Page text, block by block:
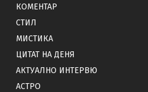
КОМЕНТАР
СТИЛ
МИСТИКА
ЦИТАТ НА ДЕНЯ
АКТУАЛНО ИНТЕРВЮ
АСТРО